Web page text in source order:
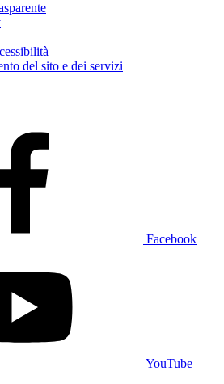
del sito e dei servizi
Facebook
YouTube